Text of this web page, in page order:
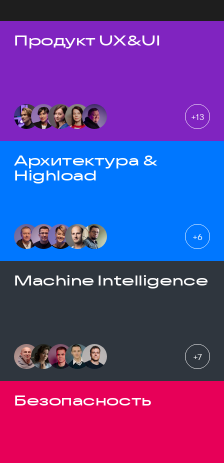
Темы докладов
Продукт UX&UI
+13
Архитектура &
Highload
+6
Machine Intelligence
+7
Безопасность